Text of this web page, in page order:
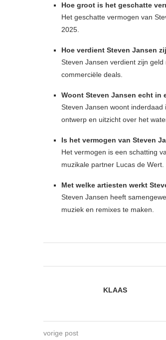
Hoe groot is het geschatte
Het geschatte vermogen van
2025.
Hoe verdient Steven Jansen
Steven Jansen verdient zijn
commerciële deals.
Woont Steven Jansen echt in
Steven Jansen woont
ontwerp en uitzicht over het
Is het vermogen van Steven
Het vermogen is een schatting
muzikale partner Lucas de Wert.
Met welke artiesten werkt
Steven Jansen heeft
muziek en remixes te maken.
KLAAS
vorige post